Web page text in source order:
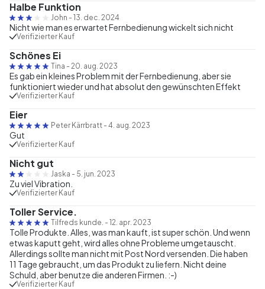
Halbe Funktion
John - 13. dec. 2024
Nicht wie man es erwartet Fernbedienung wickelt sich nicht
Verifizierter Kauf
Schönes Ei
Tina - 20. aug. 2023
Es gab ein kleines Problem mit der Fernbedienung, aber sie
funktioniert wieder und hat absolut den gewünschten Effekt
Verifizierter Kauf
Eier
Peter Kärrbratt - 4. aug. 2023
Gut
Verifizierter Kauf
Nicht gut
Jaska - 5. jun. 2023
Zu viel Vibration.
Verifizierter Kauf
Toller Service.
Tilfreds kunde. - 12. apr. 2023
Tolle Produkte. Alles, was man kauft, ist super schön. Und wenn
etwas kaputt geht, wird alles ohne Probleme umgetauscht.
Allerdings sollte man nicht mit Post Nord versenden. Die haben
11 Tage gebraucht, um das Produkt zu liefern. Nicht deine
Schuld, aber benutze die anderen Firmen. :-)
Verifizierter Kauf